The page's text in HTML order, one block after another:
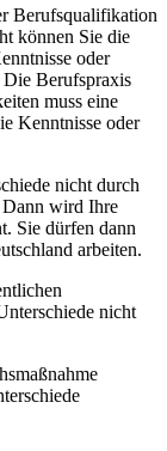
Berufsqualifikation
können Sie die
oder
Die Berufspraxis
muss eine
Kenntnisse oder
nicht durch
Dann wird Ihre
Sie dürfen dann
arbeiten.
nicht